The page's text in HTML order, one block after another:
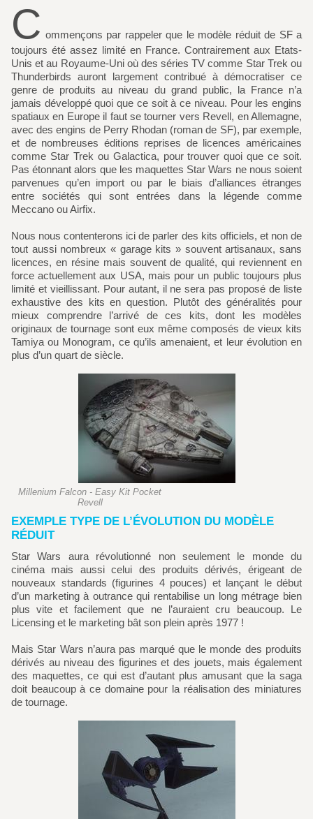
C ommençons par rappeler que le modèle réduit de SF a
toujours été assez limité en France. Contrairement aux Etats-
Unis et au Royaume-Uni où des séries TV comme Star Trek ou
Thunderbirds auront largement contribué à démocratiser ce
genre de produits au niveau du grand public, la France n’a
jamais développé quoi que ce soit à ce niveau. Pour les engins
spatiaux en Europe il faut se tourner vers Revell, en Allemagne,
avec des engins de Perry Rhodan (roman de SF), par exemple,
et de nombreuses éditions reprises de licences américaines
comme Star Trek ou Galactica, pour trouver quoi que ce soit.
Pas étonnant alors que les maquettes Star Wars ne nous soient
parvenues qu’en import ou par le biais d’alliances étranges
entre sociétés qui sont entrées dans la légende comme
Meccano ou Airfix.
Nous nous contenterons ici de parler des kits officiels, et non de
tout aussi nombreux « garage kits » souvent artisanaux, sans
licences, en résine mais souvent de qualité, qui reviennent en
force actuellement aux USA, mais pour un public toujours plus
limité et vieillissant. Pour autant, il ne sera pas proposé de liste
exhaustive des kits en question. Plutôt des généralités pour
mieux comprendre l’arrivé de ces kits, dont les modèles
originaux de tournage sont eux même composés de vieux kits
Tamiya ou Monogram, ce qu’ils amenaient, et leur évolution en
plus d’un quart de siècle.
Millenium Falcon - Easy Kit Pocket
Revell
EXEMPLE TYPE DE L’ÉVOLUTION DU MODÈLE
RÉDUIT
Star Wars aura révolutionné non seulement le monde du
cinéma mais aussi celui des produits dérivés, érigeant de
nouveaux standards (figurines 4 pouces) et lançant le début
d’un marketing à outrance qui rentabilise un long métrage bien
plus vite et facilement que ne l’auraient cru beaucoup. Le
Licensing et le marketing bât son plein après 1977 !
Mais Star Wars n’aura pas marqué que le monde des produits
dérivés au niveau des figurines et des jouets, mais également
des maquettes, ce qui est d’autant plus amusant que la saga
doit beaucoup à ce domaine pour la réalisation des miniatures
de tournage.